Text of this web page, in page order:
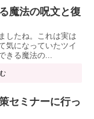
魔法の呪文と復
したね。これは実は
気になっていたツイ
きる魔法の...
セミナーに行っ